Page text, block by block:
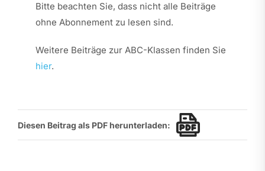
Bitte beachten Sie, dass nicht alle Beiträge
ohne Abonnement zu lesen sind.
Weitere Beiträge zur ABC-Klassen finden Sie
hier.
Diesen Beitrag als PDF herunterladen: